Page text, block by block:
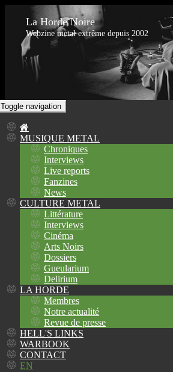
La Horde Noire
Webzine metal extrême depuis 2002
Toggle navigation
MUSIQUE METAL
Chroniques
Interviews
Live reports
Fanzines
News
CULTURE METAL
Littérature
Interviews
Cinéma
Arts Noirs
Dossiers
Gueularium
Delirium
LA HORDE
Membres
Notre actualité
Revue de presse
HELL'S LINKS
WARBOOK
CONTACT
EN